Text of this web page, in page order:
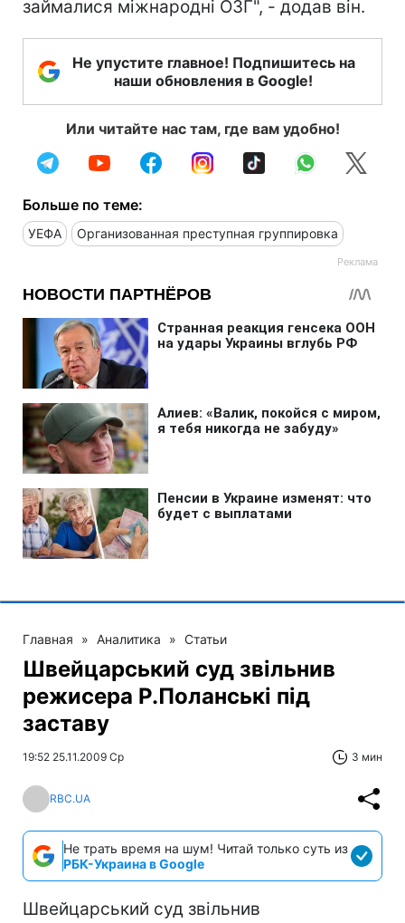
займалися міжнародні ОЗГ", - додав він.
Не упустите главное! Подпишитесь на
наши обновления в Google!
Или читайте нас там, где вам удобно!
Больше по теме:
УЕФА Организованная преступная группировка
Главная » Аналитика » Статьи
Швейцарський суд звільнив
режисера Р.Поланські під
заставу
19:52 25.11.2009 Ср 3 мин
RBC.UA
Не трать время на шум! Читай только суть из
РБК-Украина в Google
Швейцарський суд звільнив